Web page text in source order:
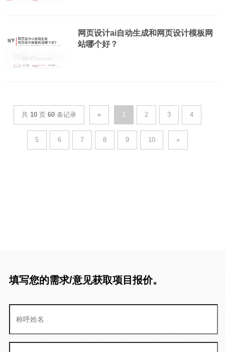
网页设计ai自动生成和网页设计模板网
站哪个好？
共 10 页 60 条记录 « 1 2 3 4
5 6 7 8 9 10 »
填写您的需求/意见获取项目报价。